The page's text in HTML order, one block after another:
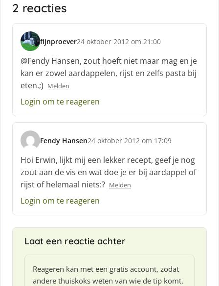
2 reacties
fijnproever
s
c
h
r
e
e
:
24 oktober 2012 om 21:00
@Fendy Hansen, zout hoeft niet maar mag en je
kan er zowel aardappelen, rijst en zelfs pasta bij
eten.;) Melden
Login om te reageren
Fendy Hansen
s
c
h
r
e
e
:
24 oktober 2012 om 17:09
Hoi Erwin, lijkt mij een lekker recept, geef je nog
zout aan de vis en wat doe je er bij aardappel of
rijst of helemaal niets:? Melden
Login om te reageren
Laat een reactie achter
Reageren kan met een gratis account, zodat
andere thuiskoks weten van wie de tip komt.